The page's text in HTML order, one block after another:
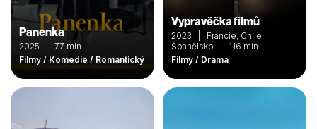
Panenka
2025 | 77 min
Filmy / Komedie / Romantický
Vypravěčka filmů
2023 | Francie, Chile,
Španělsko | 116 min
Filmy / Drama